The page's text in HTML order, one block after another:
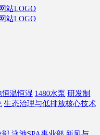
温恒湿 1480水泵 研发制
生态治理与低排放核心技术